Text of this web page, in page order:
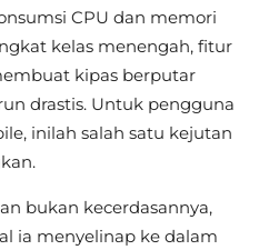
CPU dan memori
kelas menengah, fitur
kipas berputar
drastis. Untuk pengguna
inilah salah satu kejutan
bukan kecerdasannya,
ia menyelinap ke dalam